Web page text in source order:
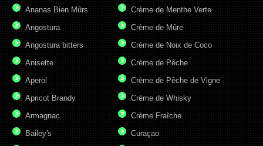
Ananas Bien Mûrs
Angostura
Angostura bitters
Anisette
Aperol
Apricot Brandy
Armagnac
Bailey's
Crème de Menthe Verte
Crème de Mûre
Crème de Noix de Coco
Crème de Pêche
Crème de Pêche de Vigne
Crème de Whisky
Crème Fraîche
Curaçao